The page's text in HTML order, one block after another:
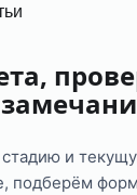
и
подберём